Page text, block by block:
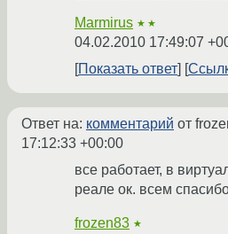
Marmirus ★★
04.02.2010 17:49:07
Показать ответ
Ответ на: комментарий от
17:12:33 +00:00
все работает, в
реале ок. всем
frozen83 ★